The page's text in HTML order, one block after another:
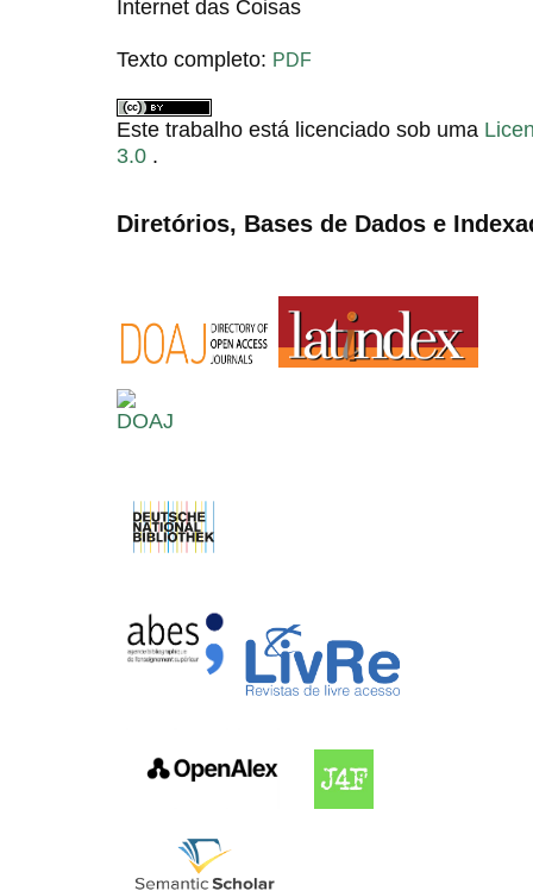
Internet das Coisas
Texto completo: PDF
Este trabalho está licenciado sob uma
3.0 .
Diretórios, Bases de Dados e